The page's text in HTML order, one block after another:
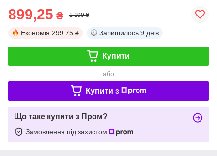
899,25 ₴ 1 199 ₴
Економія 299.75 ₴ Залишилось 9 днів
Купити
або
Купити з
Що таке купити з Пром?
Замовлення під захистом